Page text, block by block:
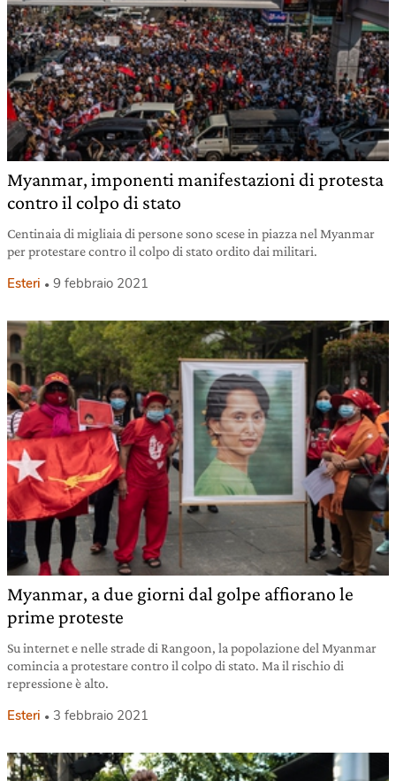
Myanmar, imponenti manifestazioni di protesta
contro il colpo di stato
Centinaia di migliaia di persone sono scese in piazza nel Myanmar
per protestare contro il colpo di stato ordito dai militari.
Esteri 9 febbraio 2021
Myanmar, a due giorni dal golpe affiorano le
prime proteste
Su internet e nelle strade di Rangoon, la popolazione del Myanmar
comincia a protestare contro il colpo di stato. Ma il rischio di
repressione è alto.
Esteri 3 febbraio 2021